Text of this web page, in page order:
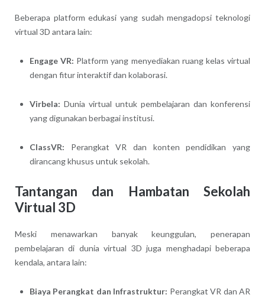
Beberapa platform edukasi yang sudah mengadopsi teknologi
virtual 3D antara lain:
Engage VR: Platform yang menyediakan ruang kelas virtual
dengan fitur interaktif dan kolaborasi.
Virbela: Dunia virtual untuk pembelajaran dan konferensi
yang digunakan berbagai institusi.
ClassVR: Perangkat VR dan konten pendidikan yang
dirancang khusus untuk sekolah.
Tantangan dan Hambatan Sekolah
Virtual 3D
Meski menawarkan banyak keunggulan, penerapan
pembelajaran di dunia virtual 3D juga menghadapi beberapa
kendala, antara lain:
Biaya Perangkat dan Infrastruktur: Perangkat VR dan AR